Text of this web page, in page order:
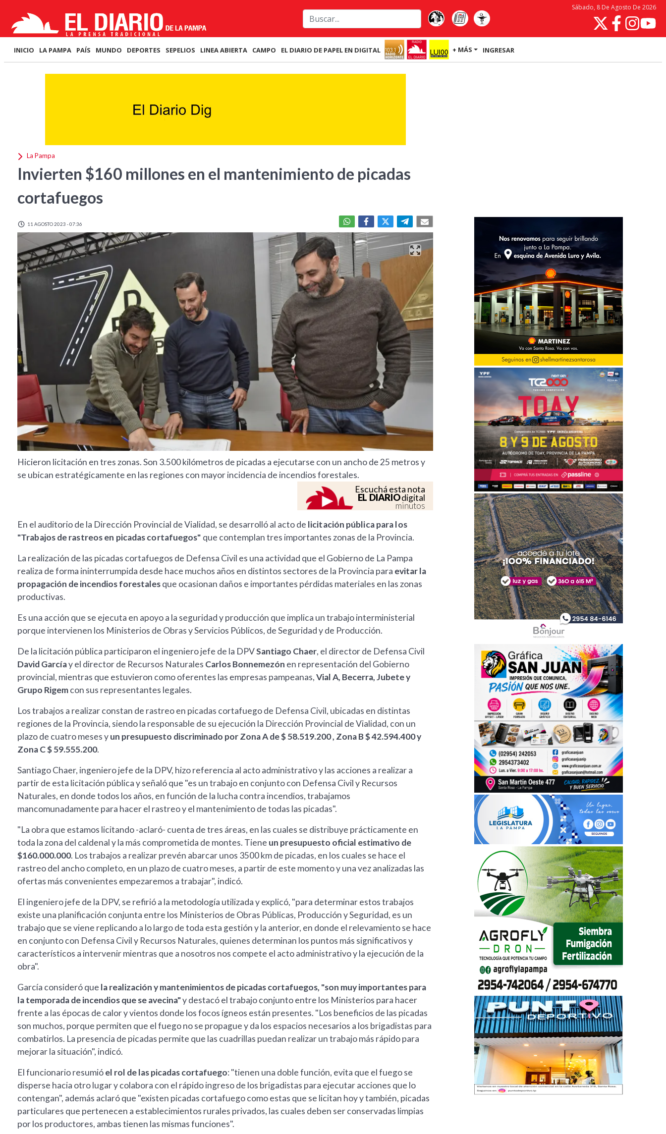
Sábado, 8 De Agosto De 2026
INICIO LA PAMPA PAÍS MUNDO DEPORTES SEPELIOS LINEA ABIERTA CAMPO EL DIARIO DE PAPEL EN DIGITAL + MÁS INGRESAR
La Pampa
Invierten $160 millones en el mantenimiento de picadas
cortafuegos
11 AGOSTO 2023 - 07:36
Hicieron licitación en tres zonas. Son 3.500 kilómetros de picadas a ejecutarse con un ancho de 25 metros y
se ubican estratégicamente en las regiones con mayor incidencia de incendios forestales.
Escuchá esta nota
EL DIARIOdigital
minutos
En el auditorio de la Dirección Provincial de Vialidad, se desarrolló al acto de licitación pública para los
"Trabajos de rastreos en picadas cortafuegos" que contemplan tres importantes zonas de la Provincia.
La realización de las picadas cortafuegos de Defensa Civil es una actividad que el Gobierno de La Pampa
realiza de forma ininterrumpida desde hace muchos años en distintos sectores de la Provincia para evitar la
propagación de incendios forestalesque ocasionan daños e importantes pérdidas materiales en las zonas
productivas.
Es una acción que se ejecuta en apoyo a la seguridad y producción que implica un trabajo interministerial
porque intervienen los Ministerios de Obras y Servicios Públicos, de Seguridad y de Producción.
De la licitación pública participaron el ingeniero jefe de la DPVSantiago Chaer, el director de Defensa Civil
David Garcíay el director de Recursos Naturales Carlos Bonnemezón en representación del Gobierno
provincial, mientras que estuvieron como oferentes las empresas pampeanas,Vial A, Becerra, Jubete y
Grupo Rigemcon sus representantes legales.
Los trabajos a realizar constan de rastreo en picadas cortafuego de Defensa Civil, ubicadas en distintas
regiones de la Provincia, siendo la responsable de su ejecución la Dirección Provincial de Vialidad, con un
plazo de cuatro meses yun presupuesto discriminado por Zona A de $ 58.519.200 , Zona B $ 42.594.400 y
Zona C $ 59.555.200.
Santiago Chaer, ingeniero jefe de la DPV, hizo referencia al acto administrativo y las acciones a realizar a
partir de esta licitación pública y señaló que "es un trabajo en conjunto con Defensa Civil y Recursos
Naturales, en donde todos los años, en función de la lucha contra incendios, trabajamos
mancomunadamente para hacer el rastreo y el mantenimiento de todas las picadas".
"La obra que estamos licitando -aclaró- cuenta de tres áreas, en las cuales se distribuye prácticamente en
toda la zona del caldenal y la más comprometida de montes. Tiene un presupuesto oficial estimativo de
$160.000.000. Los trabajos a realizar prevén abarcar unos 3500 km de picadas, en los cuales se hace el
rastreo del ancho completo, en un plazo de cuatro meses, a partir de este momento y una vez analizadas las
ofertas más convenientes empezaremos a trabajar", indicó.
El ingeniero jefe de la DPV, se refirió a la metodología utilizada y explicó, "para determinar estos trabajos
existe una planificación conjunta entre los Ministerios de Obras Públicas, Producción y Seguridad, es un
trabajo que se viene replicando a lo largo de toda esta gestión y la anterior, en donde el relevamiento se hace
en conjunto con Defensa Civil y Recursos Naturales, quienes determinan los puntos más significativos y
característicos a intervenir mientras que a nosotros nos compete el acto administrativo y la ejecución de la
obra".
García consideró que la realización y mantenimientos de picadas cortafuegos, "son muy importantes para
la temporada de incendios que se avecina"y destacó el trabajo conjunto entre los Ministerios para hacer
frente a las épocas de calor y vientos donde los focos ígneos están presentes. "Los beneficios de las picadas
son muchos, porque permiten que el fuego no se propague y da los espacios necesarios a los brigadistas para
combatirlos. La presencia de picadas permite que las cuadrillas puedan realizar un trabajo más rápido para
mejorar la situación", indicó.
El funcionario resumióel rol de las picadas cortafuego: "tienen una doble función, evita que el fuego se
disperse hacia otro lugar y colabora con el rápido ingreso de los brigadistas para ejecutar acciones que lo
contengan", además aclaró que "existen picadas cortafuego como estas que se licitan hoy y también, picadas
particulares que pertenecen a establecimientos rurales privados, las cuales deben ser conservadas limpias
por los productores, ambas tienen las mismas funciones".